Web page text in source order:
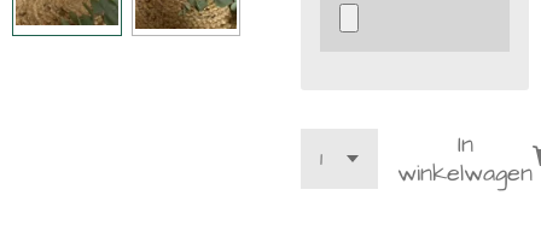
In
winkelwagen